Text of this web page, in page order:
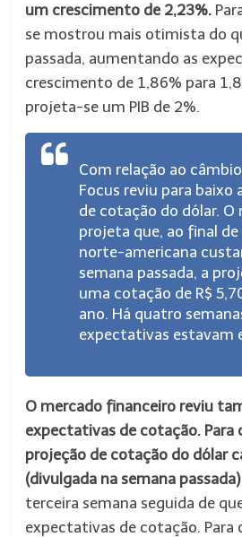
um crescimento de 2,23%.
se mostrou mais otimista do
passada, aumentando as
crescimento de 1,86% para
projeta-se um PIB de 2%.
Com relação ao
Focus reviu para baixo
de cotação do dólar. O
projeta que, ao final
norte-americana
semana passada, a
uma cotação de R$
ano. Há quatro
expectativas estavam
O mercado financeiro reviu
expectativas de cotação. Para
projeção de cotação do dólar
(divulgada na semana
terceira semana seguida de
expectativas de cotação. Para